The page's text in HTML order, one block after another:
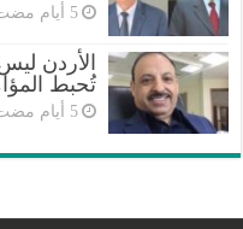
‏5 أيام مضت
الأردن
تُحبط
‏5 أيام مضت